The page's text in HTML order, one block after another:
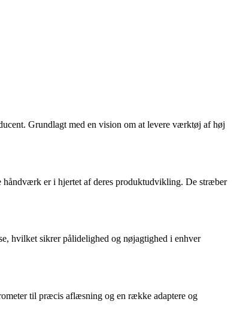
Grundlagt med en vision om at levere værktøj af høj
håndværk er i hjertet af deres produktudvikling. De stræber
hvilket sikrer pålidelighed og nøjagtighed i enhver
til præcis aflæsning og en række adaptere og